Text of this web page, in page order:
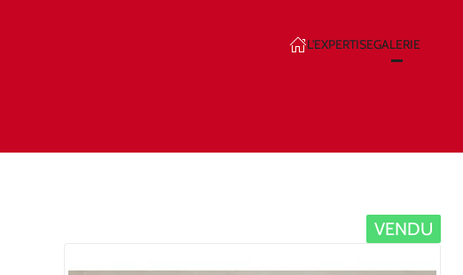
L'EXPERTISEGALERIE
VENDU